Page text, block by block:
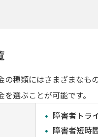
種類にはさまざまなも
選ぶことが可能です。
障害者トラ
障害者短時